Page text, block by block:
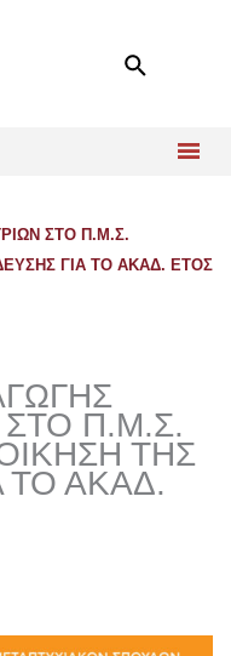
ΣΤΟ Π.Μ.Σ.
ΓΙΑ ΤΟ ΑΚΑΔ. ΕΤΟΣ
Π.Μ.Σ.
ΤΗΣ
ΤΟ ΑΚΑΔ.